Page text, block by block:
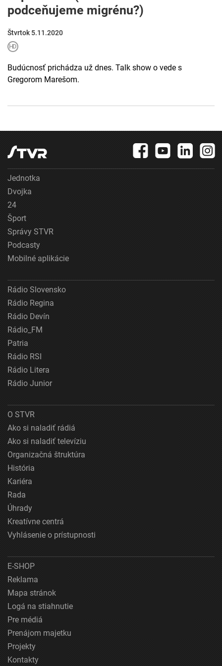
podceňujeme migrénu?)
Štvrtok 5.11.2020
Budúcnosť prichádza už dnes. Talk show o vede s
Gregorom Marešom.
Jednotka
Dvojka
24
Šport
Správy STVR
Podcasty
Mobilné aplikácie
Rádio Slovensko
Rádio Regina
Rádio Devín
Rádio_FM
Patria
Rádio RSI
Rádio Litera
Rádio Junior
O STVR
Ako si naladiť rádiá
Ako si naladiť televíziu
Organizačná štruktúra
História
Kariéra
Rada
Úhrady
Kreatívne centrá
Vyhlásenie o prístupnosti
E-SHOP
Reklama
Mapa stránok
Logá na stiahnutie
Pre médiá
Prenájom majetku
Projekty
Kontakty